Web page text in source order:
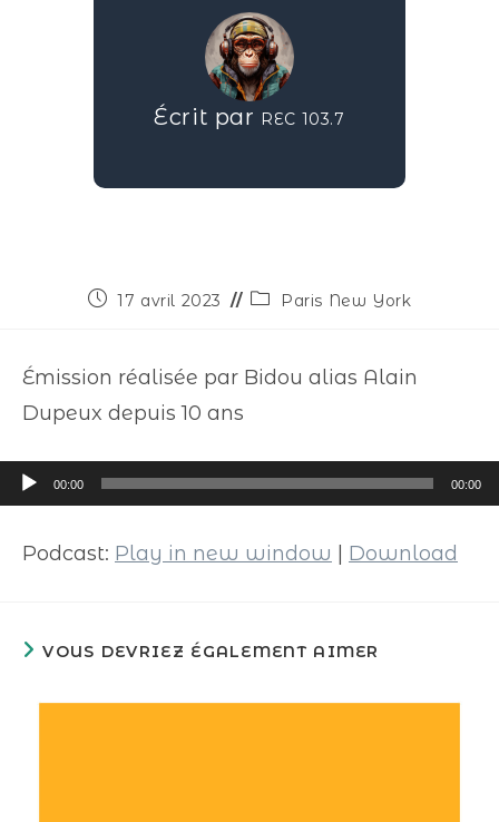
Écrit par REC 103.7
17 avril 2023 Paris New York
Émission réalisée par Bidou alias Alain
Dupeux depuis 10 ans
Lecteur
audio
00:00 00:00
Podcast: Play in new window Download
VOUS DEVRIEZ ÉGALEMENT AIMER